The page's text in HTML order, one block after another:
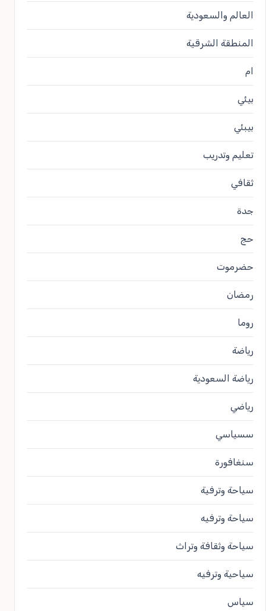
العالم والسعودية
المنطقة الشرقية
ام
بيئي
بيبئي
تعليم وتدريب
ثقافي
جدة
حج
حضرموت
رمضان
روما
رياضة
رياضة السعودية
رياضي
سسياسي
سنغافورة
سياحة وترفية
سياحة وترفيه
سياحة وثقافة وتراث
سياحية وترفيه
سياس